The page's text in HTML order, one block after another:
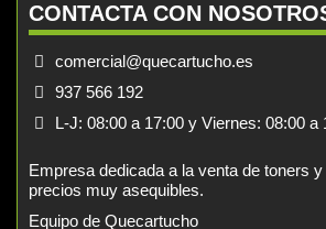
CONTACTA CON
comercial@quecartucho.es
937 566 192
L-J: 08:00 a 17:00 y Viernes: 08:00 a
Empresa dedicada a la venta de toners
precios muy asequibles.
Equipo de Quecartucho